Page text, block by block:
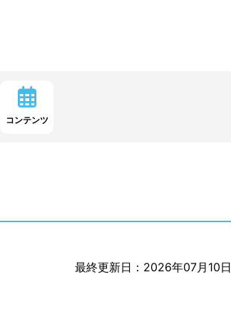
コンテンツ
最終更新日：2026年07月10日